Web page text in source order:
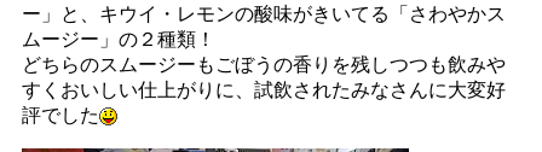
ー」と、キウイ・レモンの酸味がきいてる「さわやかス
ムージー」の２種類！
どちらのスムージーもごぼうの香りを残しつつも飲みや
すくおいしい仕上がりに、試飲されたみなさんに大変好
評でした